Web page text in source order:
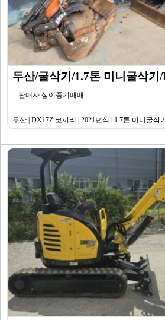
판매자 삼이중기매매
두산 | DX17Z 코끼리 | 2021년식 | 1.7톤 미니굴삭기